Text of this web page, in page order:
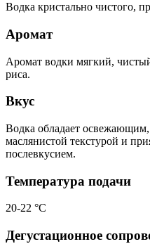
Водка кристально чистого,
Аромат
Аромат водки мягкий,
риса.
Вкус
Водка обладает
маслянистой текстурой и
послевкусием.
Температура подачи
20-22 °С
Дегустационное